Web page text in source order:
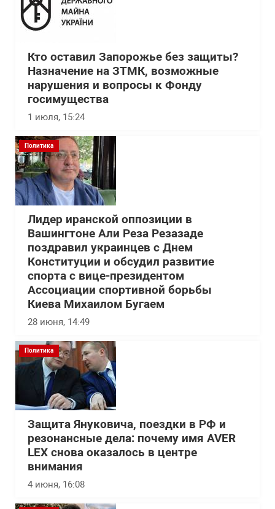
Кто оставил Запорожье без защиты?
Назначение на ЗТМК, возможные
нарушения и вопросы к Фонду
госимущества
1 июля, 15:24
Политика
Лидер иранской оппозиции в
Вашингтоне Али Реза Резазаде
поздравил украинцев с Днем
Конституции и обсудил развитие
спорта с вице-президентом
Ассоциации спортивной борьбы
Киева Михаилом Бугаем
28 июня, 14:49
Политика
Защита Януковича, поездки в РФ и
резонансные дела: почему имя AVER
LEX снова оказалось в центре
внимания
4 июня, 16:08